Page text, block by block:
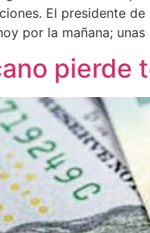
El presidente
por la mañana;
pierde